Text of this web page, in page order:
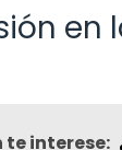
en
te interese: